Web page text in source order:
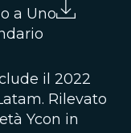
a Uno
il 2022
Rilevato
Ycon in